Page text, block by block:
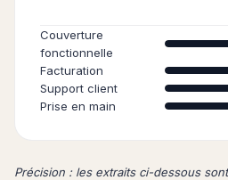
Couverture
fonctionnelle
Facturation
Support client
Prise en main
Précision : les extraits ci-dessous